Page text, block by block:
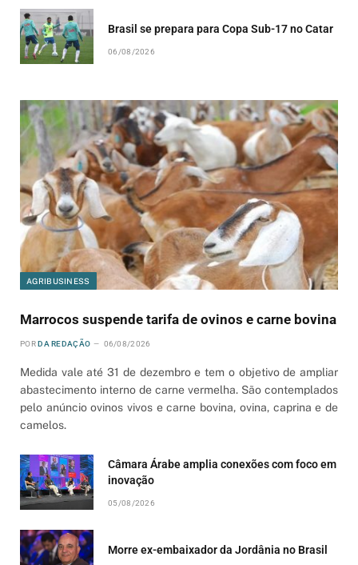
Brasil se prepara para Copa Sub-17 no Catar
06/08/2026
AGRIBUSINESS
Marrocos suspende tarifa de ovinos e carne bovina
POR DA REDAÇÃO 06/08/2026
Medida vale até 31 de dezembro e tem o objetivo de ampliar
abastecimento interno de carne vermelha. São contemplados
pelo anúncio ovinos vivos e carne bovina, ovina, caprina e de
camelos.
Câmara Árabe amplia conexões com foco em
inovação
05/08/2026
Morre ex-embaixador da Jordânia no Brasil